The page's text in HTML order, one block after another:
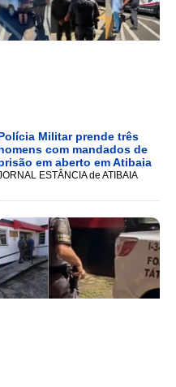
Militar prende três
com mandados de
em aberto em Atibaia
ESTÂNCIA de ATIBAIA